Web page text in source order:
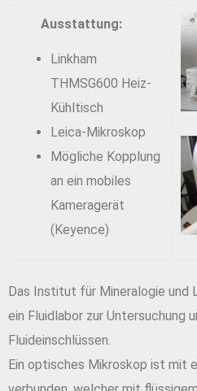
Ausstattung:
Linkham
THMSG600 Heiz-
Kühltisch
Leica-Mikroskop
Mögliche Kopplung
an ein mobiles
Kameragerät
(Keyence)
Das Institut für Mineralogie
ein Fluidlabor zur Untersuchung
Fluideinschlüssen.
Ein optisches Mikroskop ist mit